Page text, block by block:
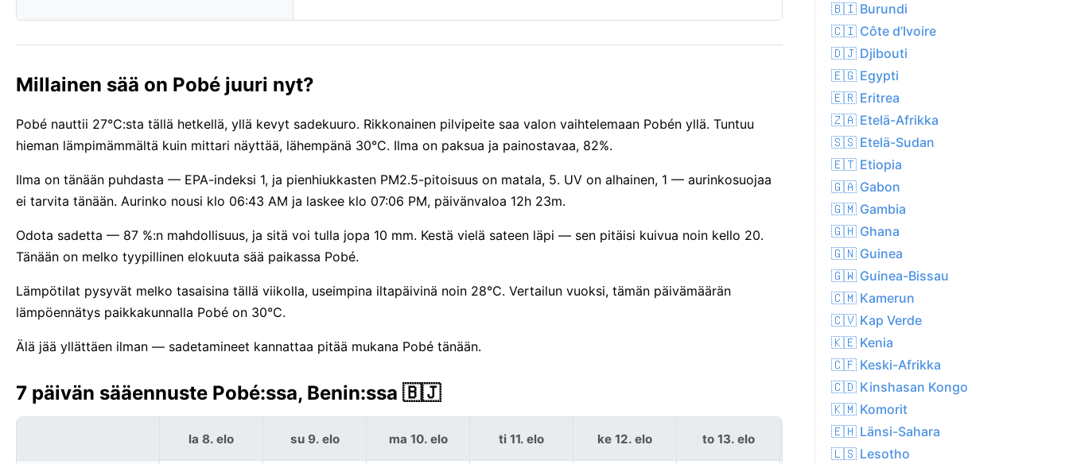
Millainen sää on Pobé juuri nyt?
Pobé nauttii 27°C:sta tällä hetkellä, yllä kevyt sadekuuro. Rikkonainen pilvipeite saa valon vaihtelemaan Pobén yllä. Tuntuu
hieman lämpimämmältä kuin mittari näyttää, lähempänä 30°C. Ilma on paksua ja painostavaa, 82%.
Ilma on tänään puhdasta — EPA-indeksi 1, ja pienhiukkasten PM2.5-pitoisuus on matala, 5. UV on alhainen, 1 — aurinkosuojaa
ei tarvita tänään. Aurinko nousi klo 06:43 AM ja laskee klo 07:06 PM, päivänvaloa 12h 23m.
Odota sadetta — 87 %:n mahdollisuus, ja sitä voi tulla jopa 10 mm. Kestä vielä sateen läpi — sen pitäisi kuivua noin kello 20.
Tänään on melko tyypillinen elokuuta sää paikassa Pobé.
Lämpötilat pysyvät melko tasaisina tällä viikolla, useimpina iltapäivinä noin 28°C. Vertailun vuoksi, tämän päivämäärän
lämpöennätys paikkakunnalla Pobé on 30°C.
Älä jää yllättäen ilman — sadetamineet kannattaa pitää mukana Pobé tänään.
7 päivän sääennuste Pobé:ssa, Benin:ssa 🇧🇯
la 8. elo su 9. elo ma 10. elo ti 11. elo ke 12. elo to 13. elo pe 14. elo
🇧🇮 Burundi
🇨🇮 Côte d’Ivoire
🇩🇯 Djibouti
🇪🇬 Egypti
🇪🇷 Eritrea
🇿🇦 Etelä-Afrikka
🇸🇸 Etelä-Sudan
🇪🇹 Etiopia
🇬🇦 Gabon
🇬🇲 Gambia
🇬🇭 Ghana
🇬🇳 Guinea
🇬🇼 Guinea-Bissau
🇨🇲 Kamerun
🇨🇻 Kap Verde
🇰🇪 Kenia
🇨🇫 Keski-Afrikka
🇨🇩 Kinshasan Kongo
🇰🇲 Komorit
🇪🇭 Länsi-Sahara
🇱🇸 Lesotho